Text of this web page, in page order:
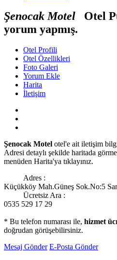
Şenocak Motel Otel
yorum yapmış.
Otel Profili
Otel Özellikleri
Foto Galeri
Yorum Ekle
Harita
İletişim
Şenocak Motel otel'e ait iletişim
Adresi detaylı şekilde haritada
menüden Harita'ya tıklayınız.
Adres :
Küçükköy Mah.Güneş Sok.No:5
Ücretsiz Ara :
0535 529 17 29
* Bu telefon numarası ile, hizmet
doğrudan görüşebilirsiniz.
Mesaj Gönder E-Posta Gönder